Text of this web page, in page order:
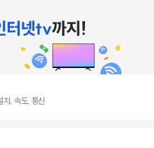
, 속도, 통신